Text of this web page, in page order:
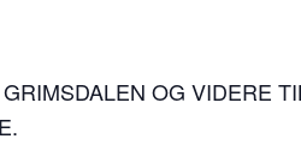
OG VIDERE